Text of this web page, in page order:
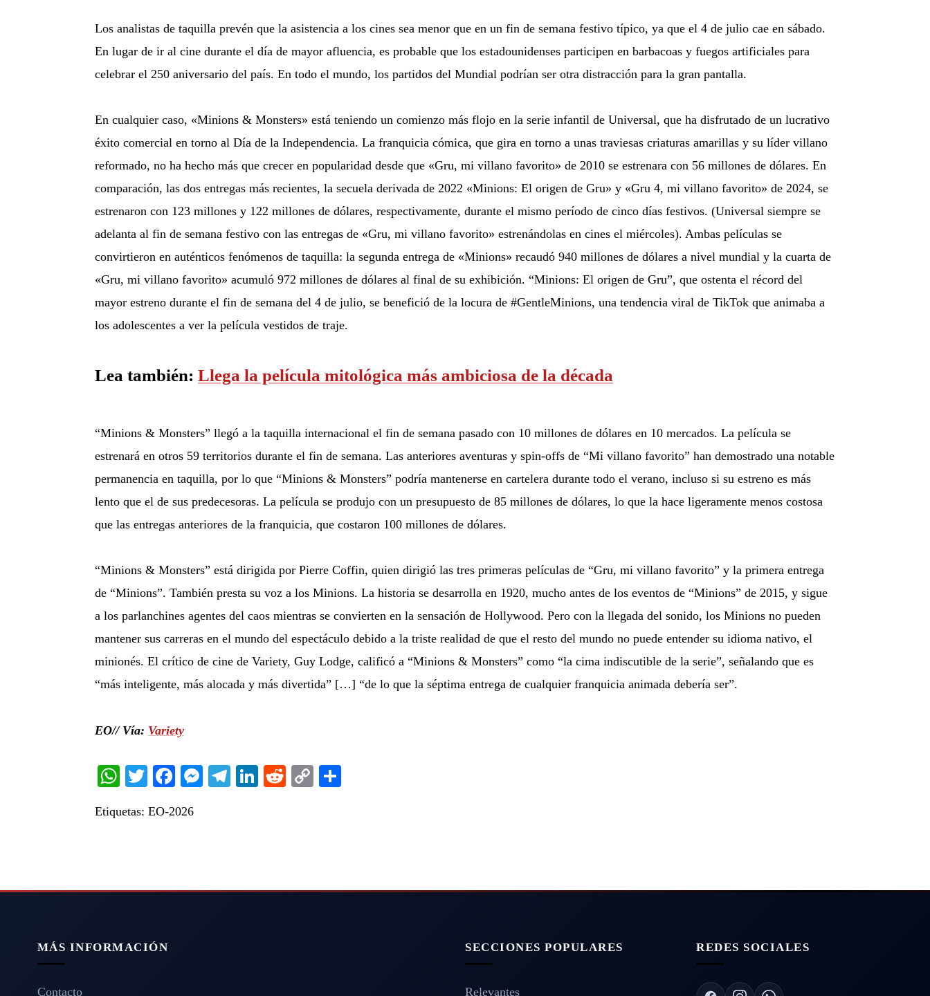
Los analistas de taquilla prevén que la asistencia a los cines sea menor que en un fin de semana festivo típico, ya que el 4 de julio cae en sábado.
En lugar de ir al cine durante el día de mayor afluencia, es probable que los estadounidenses participen en barbacoas y fuegos artificiales para
celebrar el 250 aniversario del país. En todo el mundo, los partidos del Mundial podrían ser otra distracción para la gran pantalla.
En cualquier caso, «Minions & Monsters» está teniendo un comienzo más flojo en la serie infantil de Universal, que ha disfrutado de un lucrativo
éxito comercial en torno al Día de la Independencia. La franquicia cómica, que gira en torno a unas traviesas criaturas amarillas y su líder villano
reformado, no ha hecho más que crecer en popularidad desde que «Gru, mi villano favorito» de 2010 se estrenara con 56 millones de dólares. En
comparación, las dos entregas más recientes, la secuela derivada de 2022 «Minions: El origen de Gru» y «Gru 4, mi villano favorito» de 2024, se
estrenaron con 123 millones y 122 millones de dólares, respectivamente, durante el mismo período de cinco días festivos. (Universal siempre se
adelanta al fin de semana festivo con las entregas de «Gru, mi villano favorito» estrenándolas en cines el miércoles). Ambas películas se
convirtieron en auténticos fenómenos de taquilla: la segunda entrega de «Minions» recaudó 940 millones de dólares a nivel mundial y la cuarta de
«Gru, mi villano favorito» acumuló 972 millones de dólares al final de su exhibición. “Minions: El origen de Gru”, que ostenta el récord del
mayor estreno durante el fin de semana del 4 de julio, se benefició de la locura de #GentleMinions, una tendencia viral de TikTok que animaba a
los adolescentes a ver la película vestidos de traje.
Lea también: Llega la película mitológica más ambiciosa de la década
“Minions & Monsters” llegó a la taquilla internacional el fin de semana pasado con 10 millones de dólares en 10 mercados. La película se
estrenará en otros 59 territorios durante el fin de semana. Las anteriores aventuras y spin-offs de “Mi villano favorito” han demostrado una notable
permanencia en taquilla, por lo que “Minions & Monsters” podría mantenerse en cartelera durante todo el verano, incluso si su estreno es más
lento que el de sus predecesoras. La película se produjo con un presupuesto de 85 millones de dólares, lo que la hace ligeramente menos costosa
que las entregas anteriores de la franquicia, que costaron 100 millones de dólares.
“Minions & Monsters” está dirigida por Pierre Coffin, quien dirigió las tres primeras películas de “Gru, mi villano favorito” y la primera entrega
de “Minions”. También presta su voz a los Minions. La historia se desarrolla en 1920, mucho antes de los eventos de “Minions” de 2015, y sigue
a los parlanchines agentes del caos mientras se convierten en la sensación de Hollywood. Pero con la llegada del sonido, los Minions no pueden
mantener sus carreras en el mundo del espectáculo debido a la triste realidad de que el resto del mundo no puede entender su idioma nativo, el
minionés. El crítico de cine de Variety, Guy Lodge, calificó a “Minions & Monsters” como “la cima indiscutible de la serie”, señalando que es
“más inteligente, más alocada y más divertida” […] “de lo que la séptima entrega de cualquier franquicia animada debería ser”.
EO// Vía: Variety
WhatsApp
TwitterFacebook
Messenger
Telegram
LinkedIn
RedditCopy
Etiquetas: EO-2026
MÁS INFORMACIÓN
Contacto
SECCIONES POPULARES
Relevantes
REDES SOCIALES